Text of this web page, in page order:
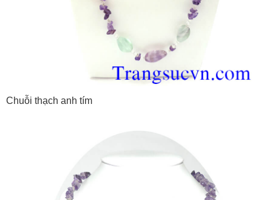
Chuỗi thạch anh tím